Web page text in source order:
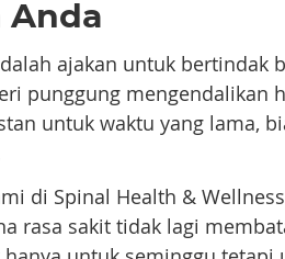
Anda
ajakan untuk bertindak
punggung mengendalikan
untuk waktu yang lama,
di Spinal Health &
rasa sakit tidak lagi